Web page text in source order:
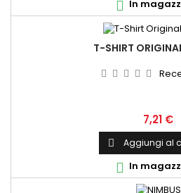
 In
T-SHIRT
Prezzo
7,21 €
 Aggiungi al
 In